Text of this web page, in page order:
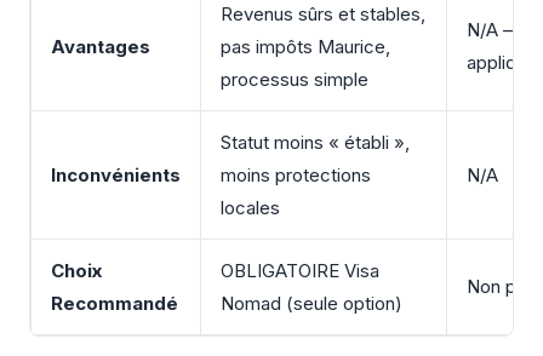
Avantages
Revenus sûrs et stables,
pas impôts Maurice,
processus simple
N/A –
appliquer
Inconvénients
Statut moins « établi »,
moins protections
locales
N/A
Choix
Recommandé
OBLIGATOIRE Visa
Nomad (seule option)
Non